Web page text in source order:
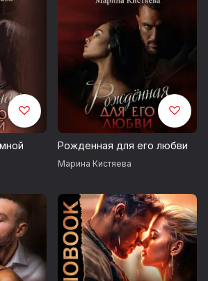
Рожденная для его любви
Марина Кистяева